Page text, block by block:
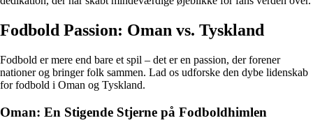
Fodbold Passion: Oman vs. Tyskland
Fodbold er mere end bare et spil – det er en passion, der forener
nationer og bringer folk sammen. Lad os udforske den dybe lidenskab
for fodbold i Oman og Tyskland.
Oman: En Stigende Stjerne på Fodboldhimlen